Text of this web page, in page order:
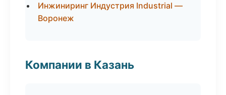
Инжиниринг Индустрия Industrial —
Воронеж
Компании в Казань